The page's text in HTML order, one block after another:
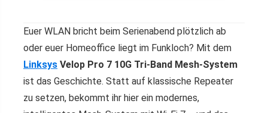
Euer WLAN bricht beim Serienabend plötzlich ab
oder euer Homeoffice liegt im Funkloch? Mit dem
Linksys Velop Pro 7 10G Tri-Band Mesh-System
ist das Geschichte. Statt auf klassische Repeater
zu setzen, bekommt ihr hier ein modernes,